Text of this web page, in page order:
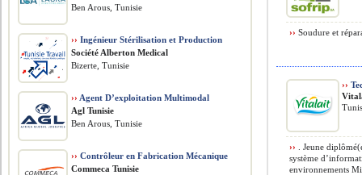
›› Soudure et
››
››
. Jeune
système
environnements
Ben Arous, Tunisie
›› Ingénieur Stérilisation et Production
Société Alberton Medical
Bizerte, Tunisie
›› Agent D’exploitation Multimodal
Agl Tunisie
Ben Arous, Tunisie
›› Contrôleur en Fabrication Mécanique
Commeca Tunisie